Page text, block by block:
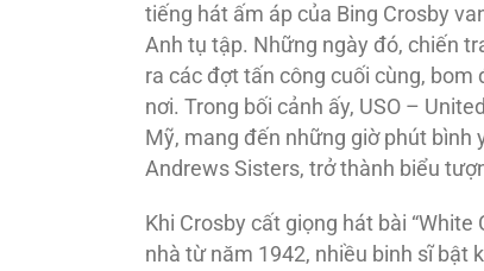
tiếng hát ấm áp của Bing Crosby
Anh tụ tập. Những ngày đó, chiến
ra các đợt tấn công cuối cùng,
nơi. Trong bối cảnh ấy, USO –
Mỹ, mang đến những giờ phút bình
Andrews Sisters, trở thành biểu
Khi Crosby cất giọng hát bài
nhà từ năm 1942, nhiều binh sĩ bật